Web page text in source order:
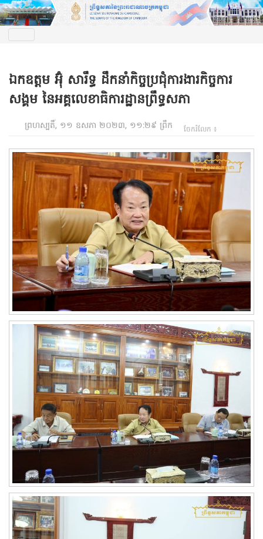
ឯកឧត្តម អ៊ុំ សារឹទ្ធ ដឹកនាំកិច្ចប្រជុំការងារកិច្ចការ
សង្គម នៃអគ្គលេខាធិការដ្ឋានព្រឹទ្ធសភា
ព្រហស្បតិ៍, ១១ ឧសភា ២០២៣, ១១:២៩ ព្រឹក ចែករំលែក ៖